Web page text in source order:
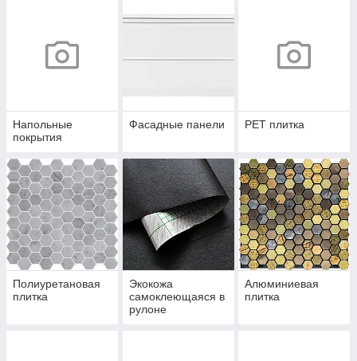
Напольные
покрытия
Фасадные панели PЕT плитка
Полиуретановая
плитка
Экокожа
самоклеющаяся в
рулоне
Алюминиевая
плитка